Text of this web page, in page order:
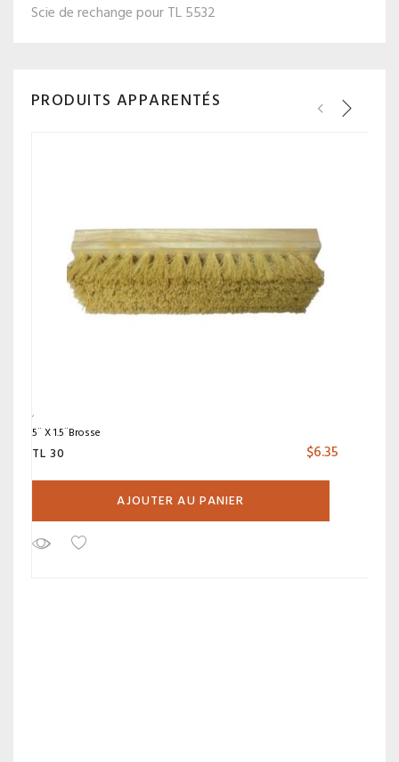
Scie de rechange pour TL 5532
PRODUITS APPARENTÉS
5¨ X 1.5¨Brosse
TL 30 $6.35
AJOUTER AU PANIER